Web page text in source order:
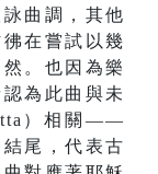
曲調，其他
在嘗試以幾
。也因為樂
為此曲與未
）相關——
尾，代表古